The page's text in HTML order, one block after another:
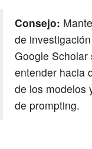
Consejo:
de
Google
entender hacia
de los modelos
de prompting.